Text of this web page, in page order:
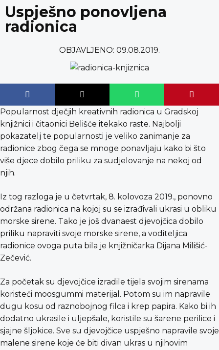
content
Uspješno ponovljena
radionica
OBJAVLJENO: 09.08.2019.
Popularnost dječjih kreativnih radionica u Gradskoj
knjižnici i čitaonici Belišće itekako raste. Najbolji
pokazatelj te popularnosti je veliko zanimanje za
radionice zbog čega se mnoge ponavljaju kako bi što
više djece dobilo priliku za sudjelovanje na nekoj od
njih.
Iz tog razloga je u četvrtak, 8. kolovoza 2019., ponovno
održana radionica na kojoj su se izrađivali ukrasi u obliku
morske sirene. Tako je još dvanaest djevojčica dobilo
priliku napraviti svoje morske sirene, a voditeljica
radionice ovoga puta bila je knjižničarka Dijana Milišić-
Zečević.
Za početak su djevojčice izradile tijela svojim sirenama
koristeći moosgummi materijal. Potom su im napravile
dugu kosu od raznobojnog filca i krep papira. Kako bi ih
dodatno ukrasile i uljepšale, koristile su šarene perilice i
sjajne šljokice. Sve su djevojčice uspješno napravile svoje
malene sirene koje će biti divan ukras u njihovim